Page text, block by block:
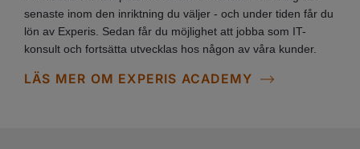
senaste inom den inriktning du väljer - och under tiden får du
lön av Experis. Sedan får du möjlighet att jobba som IT-
konsult och fortsätta utvecklas hos någon av våra kunder.
LÄS MER OM EXPERIS ACADEMY